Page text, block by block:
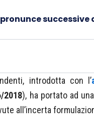
successive
introdotta con l’
2018), ha portato ad
all’incerta